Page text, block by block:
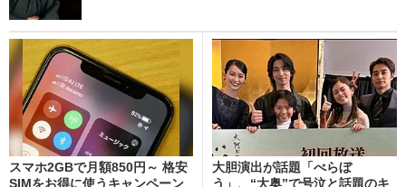
スマホ2GBで月額850円～ 格安
SIMをお得に使うキャンペーン
大胆演出が話題「べらぼ
う」、“大奥”で号泣と話題のキ